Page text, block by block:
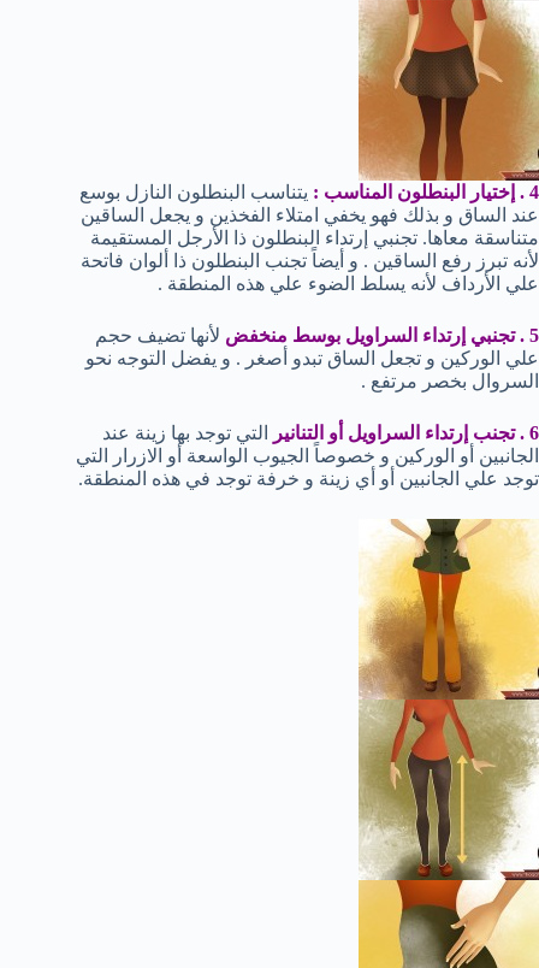
4 . إختيار البنطلون المناسب :
يتناسب البنطلون النازل بوسع
عند الساق و بذلك فهو يخفي امتلاء الفخذين و يجعل الساقين
متناسقة معاها. تجنبي إرتداء البنطلون ذا الأرجل المستقيمة
لأنه تبرز رفع الساقين . و أيضاً تجنب البنطلون ذا ألوان فاتحة
علي الأرداف لأنه يسلط الضوء علي هذه المنطقة .
5 . تجنبي إرتداء السراويل بوسط منخفض
لأنها تضيف حجم
علي الوركين و تجعل الساق تبدو أصغر . و يفضل التوجه نحو
السروال بخصر مرتفع .
6 . تجنب إرتداء السراويل أو التنانير
التي توجد بها زينة عند
الجانبين أو الوركين و خصوصاً الجيوب الواسعة أو الازرار التي
توجد علي الجانبين أو أي زينة و خرفة توجد في هذه المنطقة.